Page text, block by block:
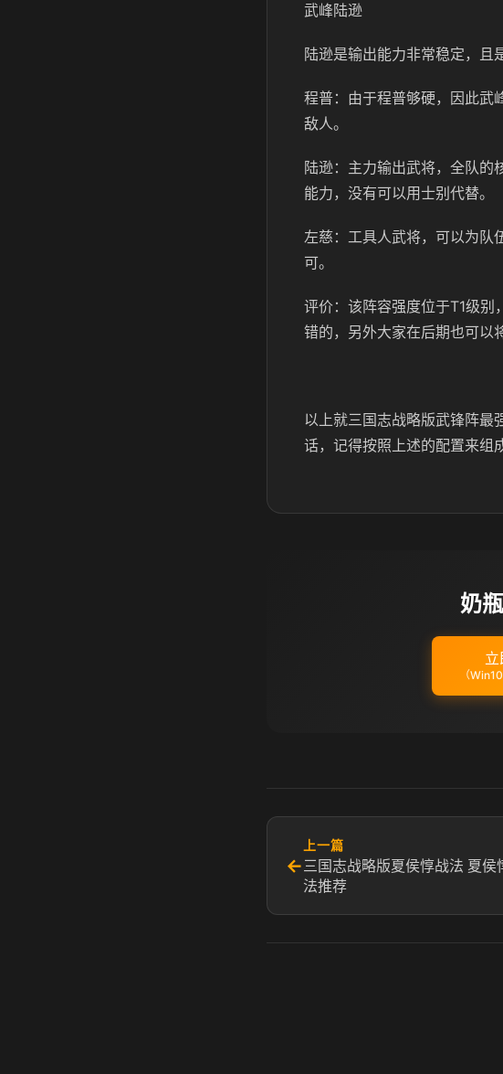
武峰陆逊
陆逊是输出能力非常稳定，且
程普：由于程普够硬，因此武
敌人。
陆逊：主力输出武将，全队的
能力，没有可以用士别代替。
左慈：工具人武将，可以为队
可。
评价：该阵容强度位于T1级
错的，另外大家在后期也可以
以上就三国志战略版武锋阵最
话，记得按照上述的配置来组
奶
（
←
上一篇
三国志战略版夏侯惇战法 夏侯
法推荐